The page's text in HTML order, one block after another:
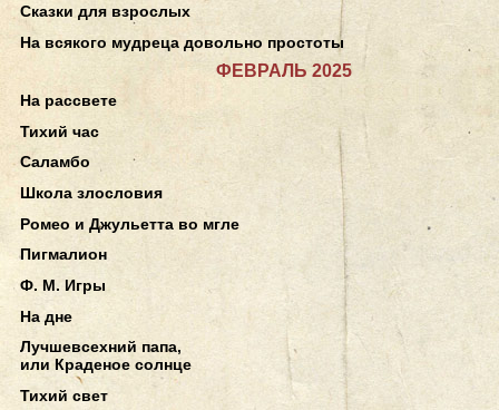
Сказки для взрослых
На всякого мудреца довольно простоты
ФЕВРАЛЬ 2025
На рассвете
Тихий час
Саламбо
Школа злословия
Ромео и Джульетта во мгле
Пигмалион
Ф. М. Игры
На дне
Лучшевсехний папа,
или Краденое солнце
Тихий свет